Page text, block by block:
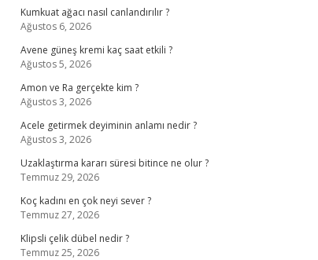
Kumkuat ağacı nasıl canlandırılır ?
Ağustos 6, 2026
Avene güneş kremi kaç saat etkili ?
Ağustos 5, 2026
Amon ve Ra gerçekte kim ?
Ağustos 3, 2026
Acele getirmek deyiminin anlamı nedir ?
Ağustos 3, 2026
Uzaklaştırma kararı süresi bitince ne olur ?
Temmuz 29, 2026
Koç kadını en çok neyi sever ?
Temmuz 27, 2026
Klipsli çelik dübel nedir ?
Temmuz 25, 2026